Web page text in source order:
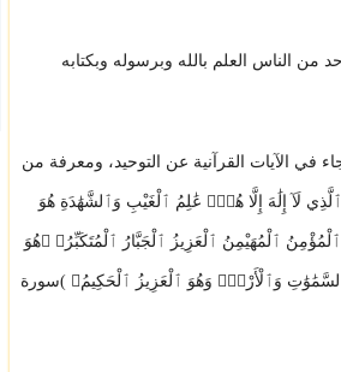
من الناس العلم بالله وبرسوله وبكتابه
في الآيات القرآنية عن التوحيد، ومعرفة من
لَآ إِلَٰهَ إِلَّا هُوَۚ عَٰلِمُ ٱلْغَيْبِ وَٱلشَّهَٰدَةِ هُوَ
ٱلْمُهَيْمِنُ ٱلْعَزِيزُ ٱلْجَبَّارُ ٱلْمُتَكَبِّرُ﴾ ﴿هُوَ
وَٱلْأَرْضِۚ وَهُوَ ٱلْعَزِيزُ ٱلْحَكِيمُ﴾ )سورة